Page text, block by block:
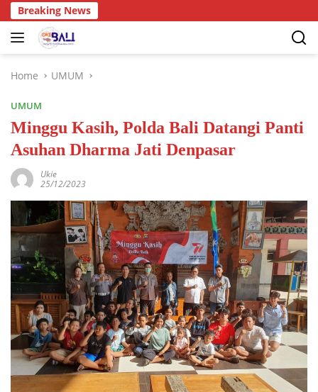
Breaking News
Home UMUM
UMUM
Minggu Kasih, Polda Bali Datangi Panti
Asuhan Dharma Jati Denpasar
Ukie
25/12/2023